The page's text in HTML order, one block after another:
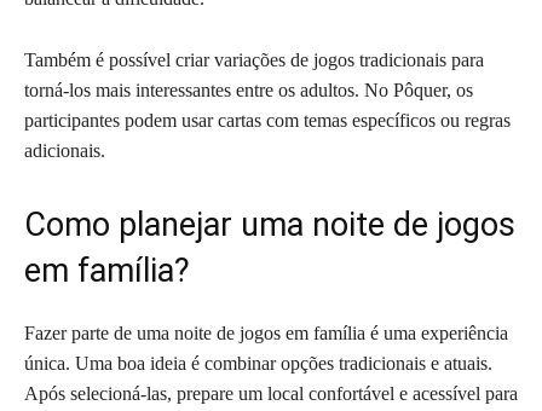
Também é possível criar variações de jogos tradicionais para
torná-los mais interessantes entre os adultos. No Pôquer, os
participantes podem usar cartas com temas específicos ou regras
adicionais.
Como planejar uma noite de jogos
em família?
Fazer parte de uma noite de jogos em família é uma experiência
única. Uma boa ideia é combinar opções tradicionais e atuais.
Após selecioná-las, prepare um local confortável e acessível para